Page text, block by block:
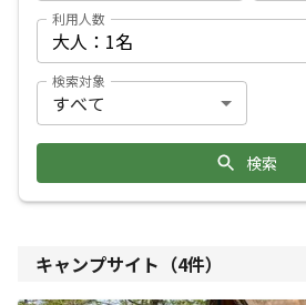
利用人数
検索対象
検索
キャンプサイト（4件）